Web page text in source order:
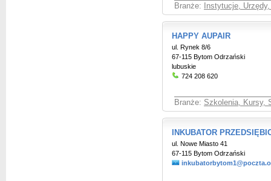
Branże: Instytucje,
HAPPY AUPAIR
ul. Rynek 8/6
67-115 Bytom Odrzański
lubuskie
724 208 620
Branże: Szkolenia, Kursy,
INKUBATOR
ul. Nowe Miasto 41
67-115 Bytom Odrzański